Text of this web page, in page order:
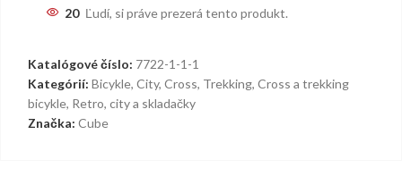
20 Ľudí, si práve prezerá tento produkt.
Katalógové číslo: 7722-1-1-1
Kategórií: Bicykle, City, Cross, Trekking, Cross a trekking
bicykle, Retro, city a skladačky
Značka: Cube